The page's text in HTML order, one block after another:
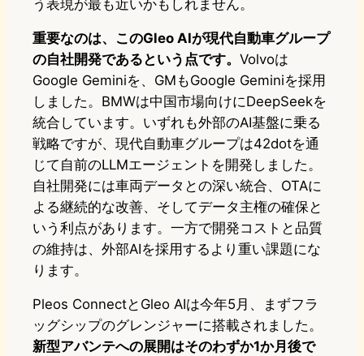
う表現が最も近いかもしれません。
重要なのは、このGleo AIが現代自動車グループ
の自社開発であるという点です。 Volvoは
Google Geminiを、GMもGoogle Geminiを採用
しました。BMWは中国市場向けにDeepSeekを
統合しています。いずれも外部のAI基盤に乗る
戦略ですが、現代自動車グループは42dotを通
じて自前のLLMエージェントを開発しました。
自社開発には車両データとの深い統合、OTAに
よる継続的な改善、そしてデータ主権の確保と
いう利点があります。一方で開発コストと品質
の維持は、外部AIを採用するより重い課題にな
ります。
Pleos ConnectとGleo AIは今年5月、まずフラ
ッグシップのグレンジャーに搭載されました。
新型アバンテへの展開はそのわずか1か月後で